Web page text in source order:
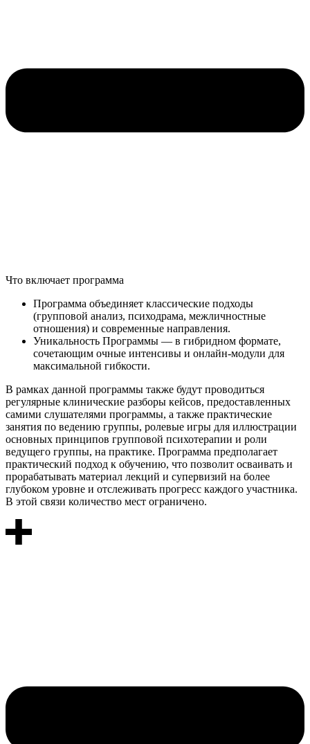
Что включает программа
Программа объединяет классические подходы
(групповой анализ, психодрама, межличностные
отношения) и современные направления.
Уникальность Программы — в гибридном формате,
сочетающим очные интенсивы и онлайн-модули для
максимальной гибкости.
В рамках данной программы также будут проводиться
регулярные клинические разборы кейсов, предоставленных
самими слушателями программы, а также практические
занятия по ведению группы, ролевые игры для иллюстрации
основных принципов групповой психотерапии и роли
ведущего группы, на практике. Программа предполагает
практический подход к обучению, что позволит осваивать и
прорабатывать материал лекций и супервизий на более
глубоком уровне и отслеживать прогресс каждого участника.
В этой связи количество мест ограничено.